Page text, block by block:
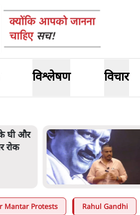
विश्लेषण विचार
घी और
रोक
Mantar Protests Rahul Gandhi